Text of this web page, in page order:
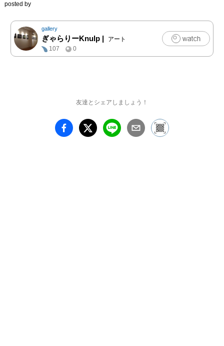
posted by
gallery
ぎゃらりーKnulp |
アート
107
0
友達とシェアしましょう！